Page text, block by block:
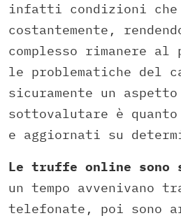
infatti condizioni che
costantemente,
complesso rimanere al
le problematiche del
sicuramente un
sottovalutare è
e aggiornati su
Le truffe online sono
un tempo avvenivano
telefonate, poi sono